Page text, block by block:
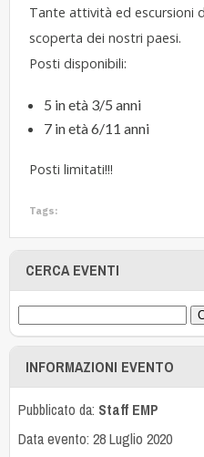
Tante attività ed escursioni
scoperta dei nostri paesi.
Posti disponibili:
5 in età 3/5 anni
7 in età 6/11 anni
Posti limitati!!!
Tags:
CERCA EVENTI
INFORMAZIONI EVENTO
Pubblicato da: Staff EMP
Data evento: 28 Luglio 2020